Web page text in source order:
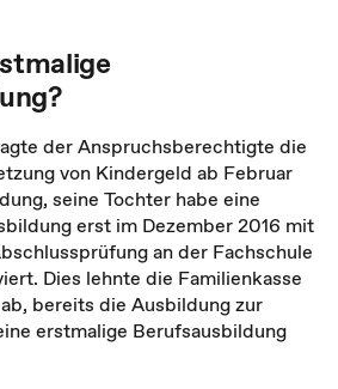
der Anspruchsberechtigte die
von Kindergeld ab Februar
seine Tochter habe eine
erst im Dezember 2016 mit
an der Fachschule
Dies lehnte die Familienkasse
bereits die Ausbildung zur
erstmalige Berufsausbildung